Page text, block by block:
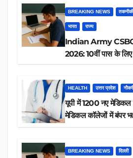
BREAKING NEWS तकनीकी
भारत राज्य
Indian Army
2026: 10वीं पास के लिए
HEALTH उत्तर प्रदेश
यूपी में 1200 नए मेडिकल
मेडिकल कॉलेजों में बंपर
BREAKING NEWS दिल्ली